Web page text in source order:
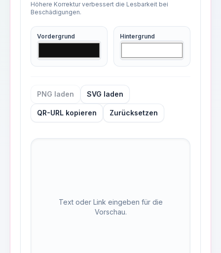
Höhere Korrektur verbessert die Lesbarkeit bei
Beschädigungen.
Vordergrund Hintergrund
PNG laden SVG laden
QR-URL kopieren Zurücksetzen
Text oder Link eingeben für die
Vorschau.